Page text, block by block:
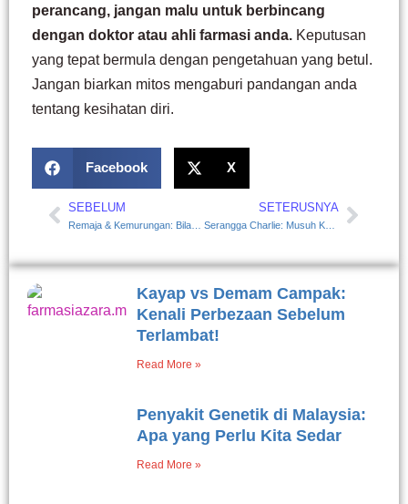
perancang, jangan malu untuk berbincang
dengan doktor atau ahli farmasi anda. Keputusan
yang tepat bermula dengan pengetahuan yang betul.
Jangan biarkan mitos mengaburi pandangan anda
tentang kesihatan diri.
Facebook X
Prev
SEBELUM SETERUSNYA
Serangga Charlie: Musuh Kecil dengan Kesan Besar Next
Kayap vs Demam Campak:
Kenali Perbezaan Sebelum
Terlambat!
Read More »
Penyakit Genetik di Malaysia:
Apa yang Perlu Kita Sedar
Read More »